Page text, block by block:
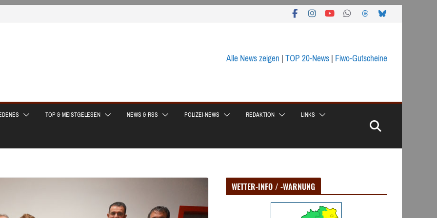
Alle News zeigen|TOP 20-News|Fiwo-Gutscheine
TOP & MEISTGELESEN NEWS & RSS POLIZEI-NEWS REDAKTION LINKS
WETTER-INFO / -WARNUNG